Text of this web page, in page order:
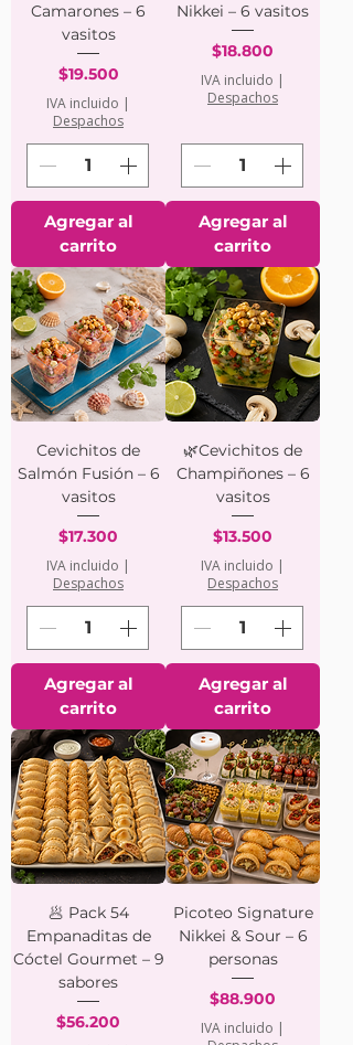
Camarones – 6
vasitos
Precio
$19.500
IVA incluido |
Despachos
Agregar al
carrito
Nikkei – 6 vasitos
Precio
$18.800
IVA incluido |
Despachos
Agregar al
carrito
Cevichitos de
Salmón Fusión – 6
vasitos
Precio
$17.300
IVA incluido |
Despachos
Agregar al
carrito
🌿Cevichitos de
Champiñones – 6
vasitos
Precio
$13.500
IVA incluido |
Despachos
Agregar al
carrito
🥟 Pack 54
Empanaditas de
Cóctel Gourmet – 9
sabores
Precio
$56.200
Picoteo Signature
Nikkei & Sour – 6
personas
Precio
$88.900
IVA incluido |